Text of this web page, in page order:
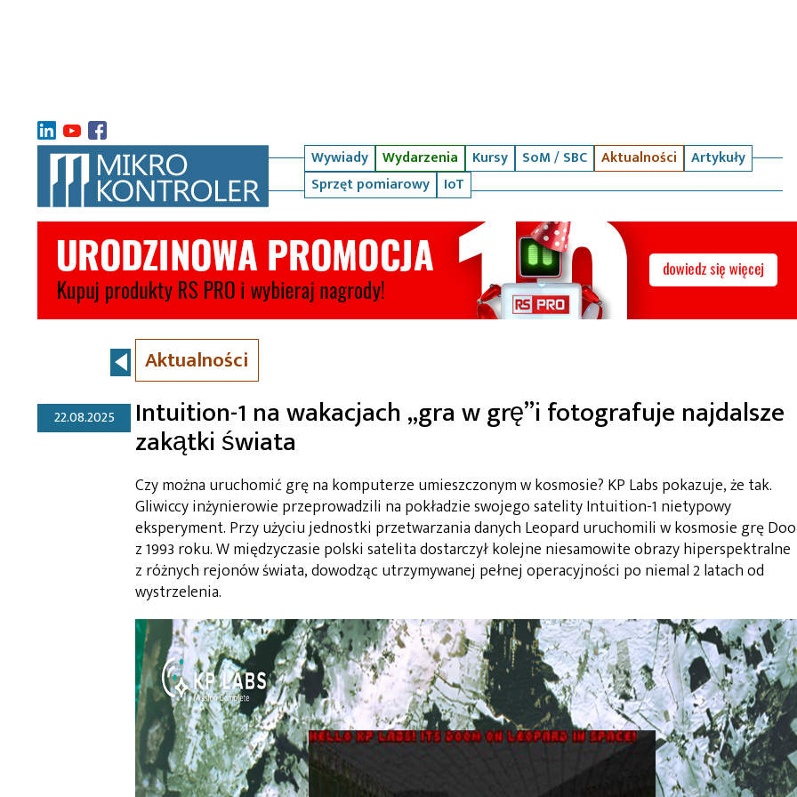
Wywiady Wydarzenia Kursy SoM / SBC Aktualności
Artykuły
Sprzęt pomiarowy
IoT
Aktualności
22.08.2025 Intuition-1 na wakacjach „gra w grę”i fotografuje najdalsze
zakątki świata
Czy można uruchomić grę na komputerze umieszczonym w kosmosie? KP Labs pokazuje, że tak.
Gliwiccy inżynierowie przeprowadzili na pokładzie swojego satelity Intuition-1 nietypowy
eksperyment. Przy użyciu jednostki przetwarzania danych Leopard uruchomili w kosmosie grę
z 1993 roku. W międzyczasie polski satelita dostarczył kolejne niesamowite obrazy hiperspektralne
z różnych rejonów świata, dowodząc utrzymywanej pełnej operacyjności po niemal 2 latach od
wystrzelenia.